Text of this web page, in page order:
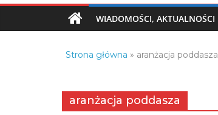
portal
budowlany
Porady
z
branży
WIADOMOŚCI, AKTUALNOŚCI
Strona główna » aranżacja poddasza
aranżacja poddasza